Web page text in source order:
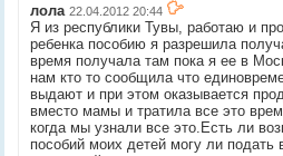
лола 22.04.2012 20:44
Я из республики Тувы, работаю и
ребенка пособию я разрешила
время получала там пока я ее в
нам кто то сообщила что
выдают и при этом оказывается
вместо мамы и тратила все это
когда мы узнали все это.Есть ли
пособий моих детей могу ли